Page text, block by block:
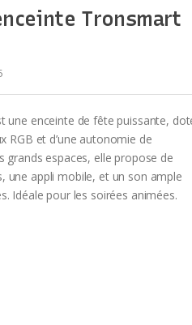
Tronsmart
une enceinte de fête puissante,
RGB et d’une autonomie de
grands espaces, elle propose de
une appli mobile, et un son ample
Idéale pour les soirées animées.